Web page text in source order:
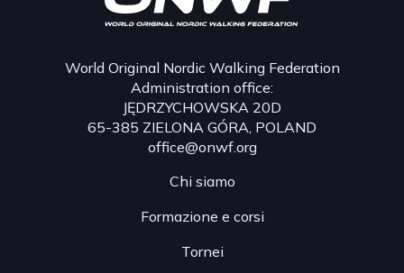
World Original Nordic Walking Federation
Administration office:
JĘDRZYCHOWSKA 20D
65-385 ZIELONA GÓRA, POLAND
office@onwf.org
Chi siamo
Formazione e corsi
Tornei